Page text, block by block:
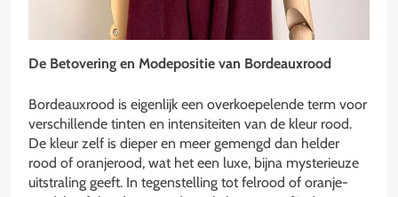
De Betovering en Modepositie van Bordeauxrood
Bordeauxrood is eigenlijk een overkoepelende term voor
verschillende tinten en intensiteiten van de kleur rood.
De kleur zelf is dieper en meer gemengd dan helder
rood of oranjerood, wat het een luxe, bijna mysterieuze
uitstraling geeft. In tegenstelling tot felrood of oranje-